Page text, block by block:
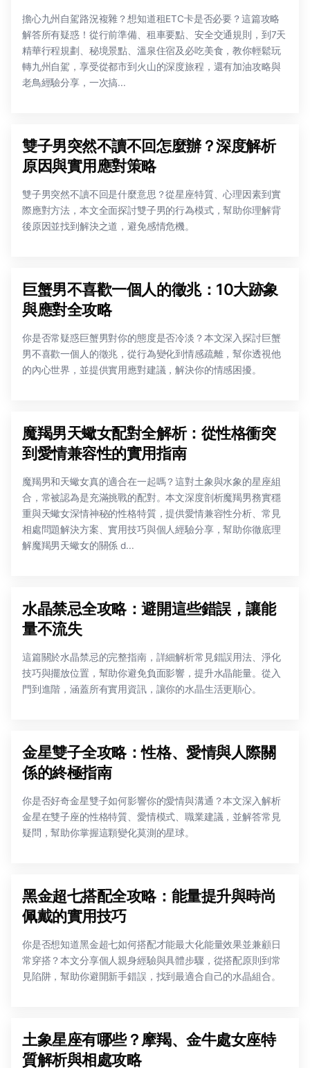
擔心九州自駕路況複雜？想知道租ETC卡是否必要？這篇攻略
解答所有疑惑！從行前準備、租車要點、安全交通規則，到7天
精華行程規劃、秘境景點、溫泉住宿及必吃美食，教你輕鬆玩
轉九州自駕，享受從都市到火山的深度旅程，還有加油攻略與
老鳥經驗分享，一次搞...
雙子男突然不讀不回怎麼辦？深度解析
原因與實用應對策略
雙子男突然不讀不回是什麼意思？從星座特質、心理因素到實
際應對方法，本文全面探討雙子男的行為模式，幫助你理解背
後原因並找到解決之道，避免感情危機。
巨蟹男不喜歡一個人的徵兆：10大跡象
與應對全攻略
你是否常疑惑巨蟹男對你的態度是否冷淡？本文深入探討巨蟹
男不喜歡一個人的徵兆，從行為變化到情感疏離，幫你透視他
的內心世界，並提供實用應對建議，解決你的情感困擾。
魔羯男天蠍女配對全解析：從性格衝突
到愛情兼容性的實用指南
魔羯男和天蠍女真的適合在一起嗎？這對土象與水象的星座組
合，常被認為是充滿挑戰的配對。本文深度剖析魔羯男務實穩
重與天蠍女深情神秘的性格特質，提供愛情兼容性分析、常見
相處問題解決方案、實用技巧與個人經驗分享，幫助你徹底理
解魔羯男天蠍女的關係 d...
水晶禁忌全攻略：避開這些錯誤，讓能
量不流失
這篇關於水晶禁忌的完整指南，詳細解析常見錯誤用法、淨化
技巧與擺放位置，幫助你避免負面影響，提升水晶能量。從入
門到進階，涵蓋所有實用資訊，讓你的水晶生活更順心。
金星雙子全攻略：性格、愛情與人際關
係的終極指南
你是否好奇金星雙子如何影響你的愛情與溝通？本文深入解析
金星在雙子座的性格特質、愛情模式、職業建議，並解答常見
疑問，幫助你掌握這顆變化莫測的星球。
黑金超七搭配全攻略：能量提升與時尚
佩戴的實用技巧
你是否想知道黑金超七如何搭配才能最大化能量效果並兼顧日
常穿搭？本文分享個人親身經驗與具體步驟，從搭配原則到常
見陷阱，幫助你避開新手錯誤，找到最適合自己的水晶組合。
土象星座有哪些？摩羯、金牛處女座特
質解析與相處攻略